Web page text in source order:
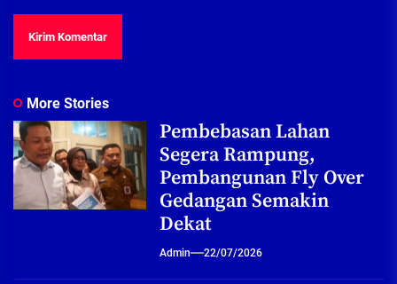
More Stories
Pembebasan Lahan
Segera Rampung,
Pembangunan Fly Over
Gedangan Semakin
Dekat
Admin 22/07/2026